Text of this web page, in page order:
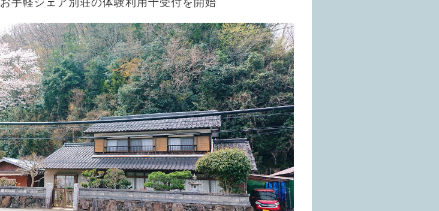
お手軽シェア別荘の体験利用十受付を開始